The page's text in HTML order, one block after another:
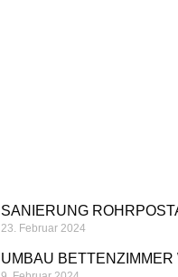
SANIERUNG
23. Februar 2024
UMBAU